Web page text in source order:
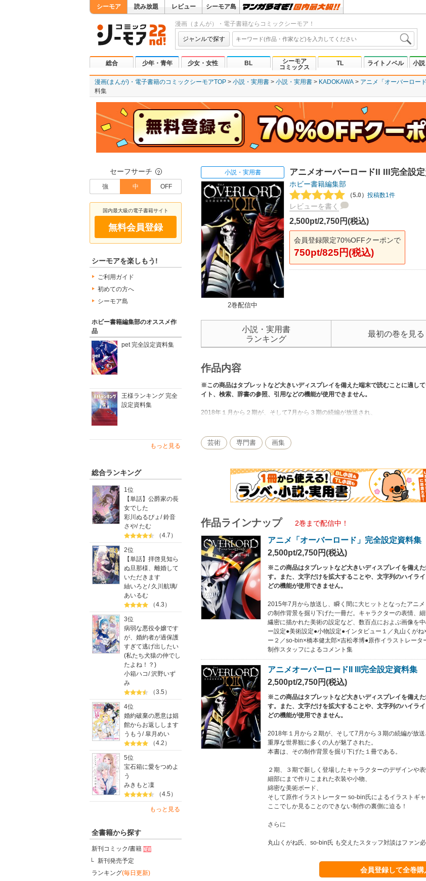
シーモア 読み放題 レビュー シーモア島
漫画（まんが）・電子書籍ならコミックシーモア！
ジャンルで探す
総合 少年・青年 少女・女性 BL
シーモア
コミックス
TL ライトノベル 小
漫画(まんが)・電子書籍のコミックシーモアTOP 小説・実用書 小説・実用書 KADOKAWA アニメ「オーバーロー
料集
セーフサーチ ？
強 中 OFF
国内最大級の電子書籍サイト
無料会員登録
シーモアを楽しもう!
ご利用ガイド
初めての方へ
シーモア島
ホビー書籍編集部のオススメ作
品
pet 完全設定資料集
王様ランキング 完全
設定資料集
もっと見る
総合ランキング
1位
【単話】公爵家の長
女でした
彩川ぬるぴょ /鈴音
さや/たむ
（4.7）
2位
【単話】拝啓見知ら
ぬ旦那様、離婚して
いただきます
紬いろと / 久川航璃/
あいるむ
（4.3）
3位
病弱な悪役令嬢です
が、婚約者が過保護
すぎて逃げ出したい
(私たち犬猿の仲でし
たよね！？)
小箱ハコ/沢野いず
み
（3.5）
4位
婚約破棄の悪意は娼
館からお返しします
うもう /皐月めい
（4.2）
5位
宝石箱に愛をつめよ
う
みきもと凜
（4.5）
もっと見る
全書籍から探す
新刊コミック/書籍
新刊発売予定
ランキング(毎日更新)
小説・実用書
2巻配信中
アニメオーバーロードII III完全設
ホビー書籍編集部
（5.0） 投稿数1件
レビューを書く
2,500pt/2,750円(税込)
会員登録限定70%OFFクーポンで
750pt/825円(税込)
小説・実用書
ランキング
最初の巻を見る
作品内容
※この商品はタブレットなど大きいディスプレイを備えた端末で読むことに適し
イト、検索、辞書の参照、引用などの機能が使用できません。
2018年１月から２期が、そして7月から３期の続編が放送され、
２期、３期で新しく登場したキャラクターのデザインや表情、
綿密な美術ボード、
そして原作イラストレーター so-bin氏によるイラストギャラリーも収録。
ここでしか見ることのできない制作の裏側に迫る！
丸山くがね氏、so-bin氏 も交えたスタッフ対談はファン必携だ！
芸術 専門書 画集
作品ラインナップ 2巻まで配信中！
アニメ「オーバーロード」完全設定資料集
2,500pt/2,750円(税込)
※この商品はタブレットなど大きいディスプレイを備え
す。また、文字だけを拡大することや、文字列のハイラ
どの機能が使用できません。
2015年7月から放送し、瞬く間に大ヒットとなったアニ
の制作背景を掘り下げた一冊だ。キャラクターの表情、
繊密に描かれた美術の設定など、数百点におよぶ画像を
ー設定●美術設定●小物設定●インタビュー１／丸山くが
ー２／so-bin×橋本健太郎×吉松孝博●原作イラストレー
制作スタッフによるコメント集
アニメオーバーロードII III完全設定資料集
2,500pt/2,750円(税込)
※この商品はタブレットなど大きいディスプレイを備え
す。また、文字だけを拡大することや、文字列のハイラ
どの機能が使用できません。
2018年１月から２期が、そして7月から３期の続編が放送
重厚な世界観に多くの人が魅了された。
本書は、その制作背景を掘り下げた１冊である。
２期、３期で新しく登場したキャラクターのデザインや表
細部にまで作りこまれた衣装や小物、
綿密な美術ボード、
そして原作イラストレーター so-bin氏によるイラストギャ
ここでしか見ることのできない制作の裏側に迫る！
さらに
丸山くがね氏、so-bin氏 も交えたスタッフ対談はファン必
会員登録して全巻購